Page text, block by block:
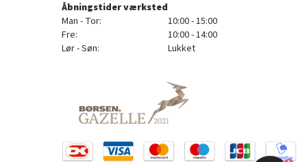
Åbningstider værksted
Man - Tor:
10:00 - 15:00
Fre:
10:00 - 14:00
Lør - Søn:
Lukket